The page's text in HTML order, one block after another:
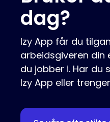
dag?
Izy App får du
arbeidsgiveren din
du jobber i. Har du
Izy App eller